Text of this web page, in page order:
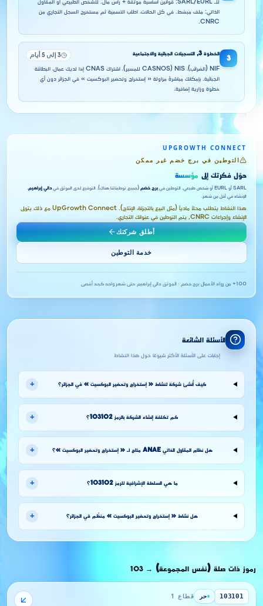
للـ SARL/EURL: قوانين أساسية موثقة + رأس مال. للشخص الطبيعي أو المقاول
الذاتي: ملف مبسّط. في كل الحالات، اطلب التسمية ثم مستخرج السجل التجاري من
CNRC.
3
الخطوة 3
, التسجيلات الجبائية والاجتماعية 3 إلى 5 أيام
NIF (الضرائب)، NIS (CASNOS للمسير)، اشتراك CNAS إذا لديك عمال، البطاقة
الجبائية. بإمكانك مباشرةً مزاولة « إستخراج وتحضير البوكسيت » في الجزائر دون أي
خطوة وزارية إضافية.
UPGROWTH CONNECT
التوطين في برج خضم غير ممكن
حوّل فكرتك إلى مؤسسة
SARL أو EURL أو شخص طبيعي. التوطين في برج خضم (جميع توطيناتنا هناك). التوقيع لدى الموثق فيدالي إبراهيم
الإنشاء في أقل من شهر.
هذا النشاط يتطلب محلاً مادياً (مثل البيع بالتجزئة، الإنتاج). UpGrowth Connect مع ذلك يتولى
الإنشاء وإجراءات CNRC, يتم التوطين في عنوانك التجاري.
أطلق شركتك
خدمة التوطين
100+ من رواد الأعمال ·برج خضم · الموثق دالي إبراهيم ·حتى شهر واحد كحد أقصى
الأسئلة الشائعة
إجابات على الأسئلة الأكثر شيوعًا حول هذا النشاط
كيف أُنشئ شركة لنشاط « إستخراج وتحضير البوكسيت » في الجزائر؟ +
كم تكلفة إنشاء الشركة بالرمز 103102؟ +
هل نظام المقاول الذاتي ANAE متاح لـ « إستخراج وتحضير البوكسيت »؟ +
ما هي السلطة الإشرافية للرمز 103102؟ +
هل نشاط « إستخراج وتحضير البوكسيت » منظَّم في الجزائر؟ +
رموز ذات صلة (نفس المجموعة) →
103
103101 حر قطاع 1